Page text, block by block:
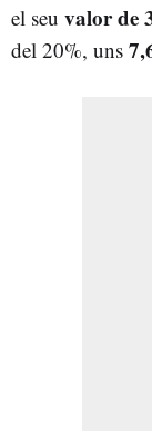
el seu valor de
del 20%, uns